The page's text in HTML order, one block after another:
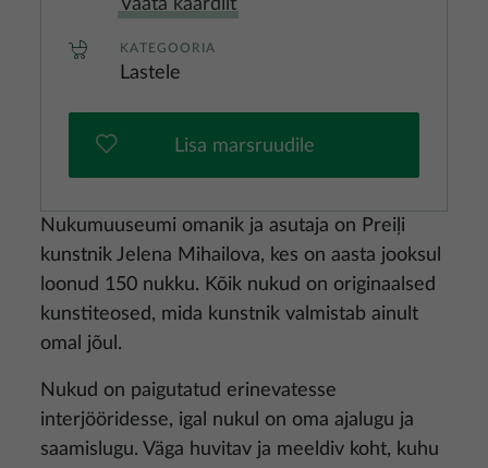
Nukumuuseumi omanik ja asutaja on Preiļi
kunstnik Jelena Mihailova, kes on aasta jooksul
loonud 150 nukku. Kõik nukud on originaalsed
kunstiteosed, mida kunstnik valmistab ainult
omal jõul.
Nukud on paigutatud erinevatesse
interjööridesse, igal nukul on oma ajalugu ja
saamislugu. Väga huvitav ja meeldiv koht, kuhu
Vaata kaardilt
KATEGOORIA
Lastele
Lisa marsruudile